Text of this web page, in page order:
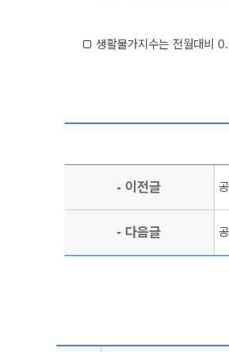
□ 생활물가지수는 전월대비
이전글
다음글